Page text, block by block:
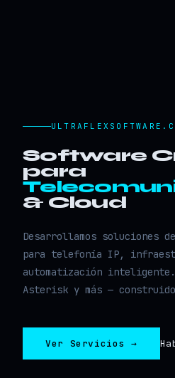
Software
para
& Cloud
Desarrollamos soluciones
para telefonía IP,
automatización inteligente.
Asterisk y más —
Ver Servicios →